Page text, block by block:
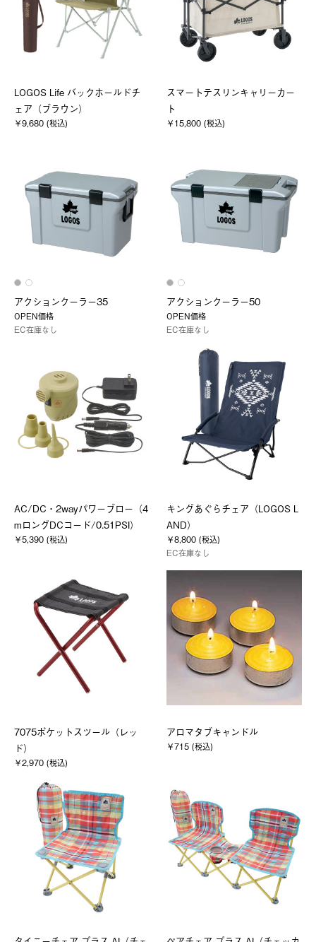
LOGOS Life バックホールドチ
ェア（ブラウン）
￥9,680 (税込)
スマートテスリンキャリーカー
ト
￥15,800 (税込)
アクションクーラー35
OPEN価格
EC在庫なし
アクションクーラー50
OPEN価格
EC在庫なし
AC/DC・2wayパワーブロー（4
mロングDCコード/0.51PSI）
￥5,390 (税込)
キングあぐらチェア（LOGOS L
AND）
￥8,800 (税込)
EC在庫なし
7075ポケットスツール（レッ
ド）
￥2,970 (税込)
アロマタブキャンドル
￥715 (税込)